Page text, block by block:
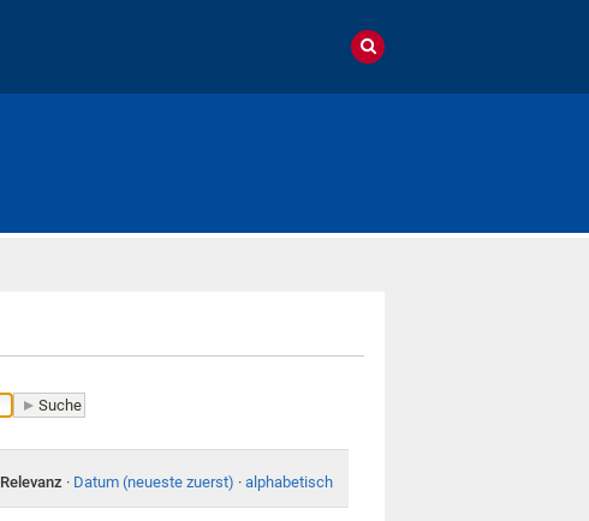
Relevanz · Datum (neueste zuerst) · alphabetisch